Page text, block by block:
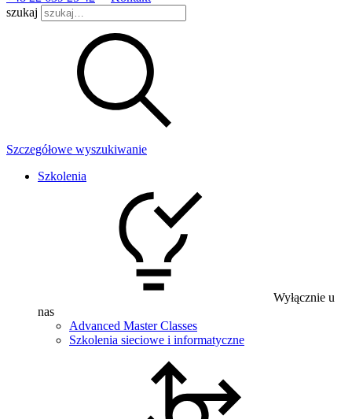
szukaj
Szczegółowe wyszukiwanie
Szkolenia
Wyłącznie u
nas
Advanced Master Classes
Szkolenia sieciowe i informatyczne